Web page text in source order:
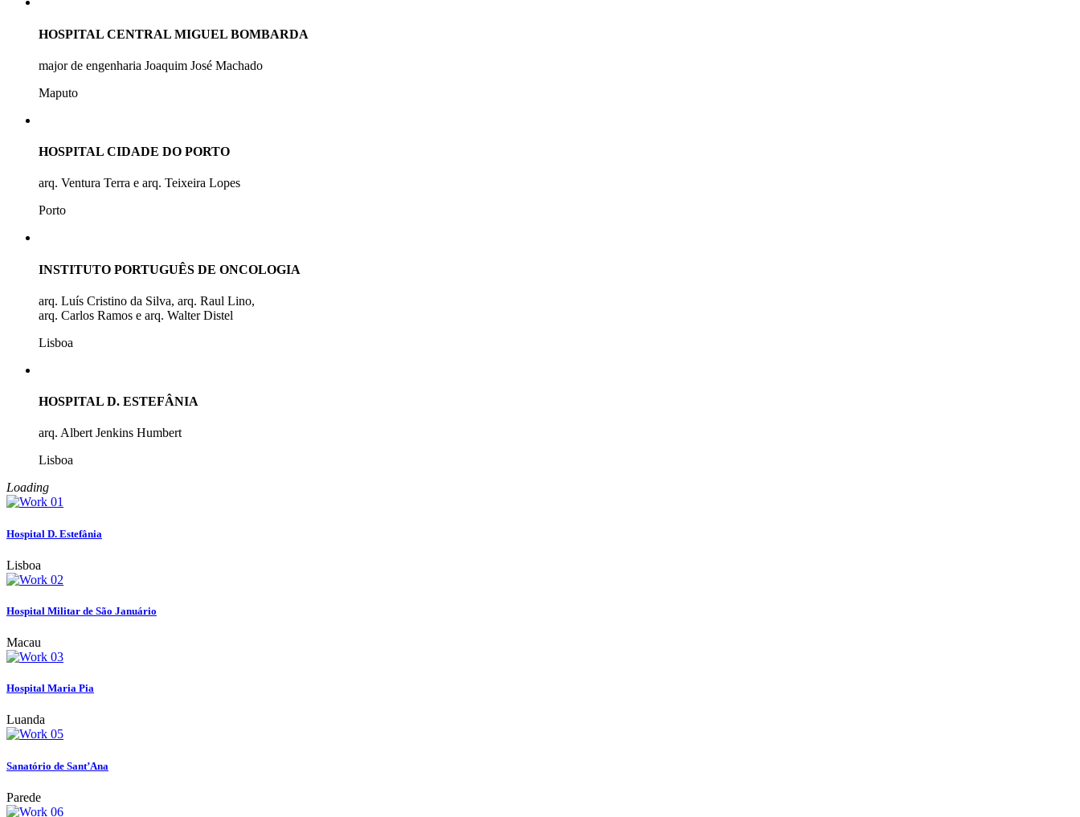
HOSPITAL CENTRAL MIGUEL BOMBARDA
major de engenharia Joaquim José Machado
Maputo
HOSPITAL CIDADE DO PORTO
arq. Ventura Terra e arq. Teixeira Lopes
Porto
INSTITUTO PORTUGUÊS DE ONCOLOGIA
arq. Luís Cristino da Silva, arq. Raul Lino,
arq. Carlos Ramos e arq. Walter Distel
Lisboa
HOSPITAL D. ESTEFÂNIA
arq. Albert Jenkins Humbert
Lisboa
Loading
Hospital D. Estefânia
Lisboa
Hospital Militar de São Januário
Macau
Hospital Maria Pia
Luanda
Sanatório de Sant’Ana
Parede